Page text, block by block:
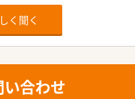
く聞く
合わせ